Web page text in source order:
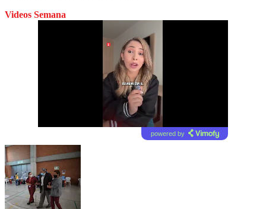
Videos Semana
powered by